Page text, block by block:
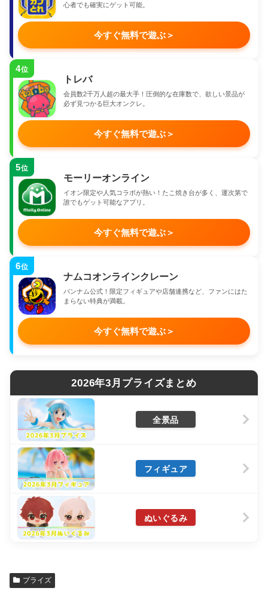
心者でも確実にゲット可能。
今すぐ無料で遊ぶ＞
4位
トレバ
会員数2千万人超の最大手！圧倒的な在庫数で、欲しい景品が
必ず見つかる巨大オンクレ。
今すぐ無料で遊ぶ＞
5位
モーリーオンライン
イオン限定や人気コラボが熱い！たこ焼き台が多く、運次第で
誰でもゲット可能なアプリ。
今すぐ無料で遊ぶ＞
6位
ナムコオンラインクレーン
バンナム公式！限定フィギュアや店舗連携など、ファンにはた
まらない特典が満載。
今すぐ無料で遊ぶ＞
2026年3月プライズまとめ
全景品
フィギュア
ぬいぐるみ
プライズ